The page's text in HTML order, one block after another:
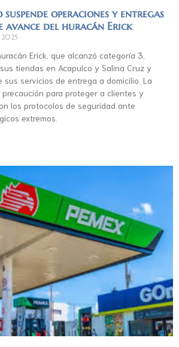
operaciones y entregas
avance del huracán Erick
2025
Erick, que alcanzó categoría 3,
tiendas en Acapulco y Salina Cruz y
sus servicios de entrega a domicilio. La
para proteger a clientes y
los protocolos de seguridad ante
extremos.